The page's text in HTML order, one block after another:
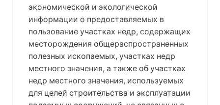
экономической и экологической
информации о предоставляемых в
пользование участках недр, содержащих
месторождения общераспространенных
полезных ископаемых, участках недр
местного значения, а также об участках
недр местного значения, используемых
для целей строительства и эксплуатации